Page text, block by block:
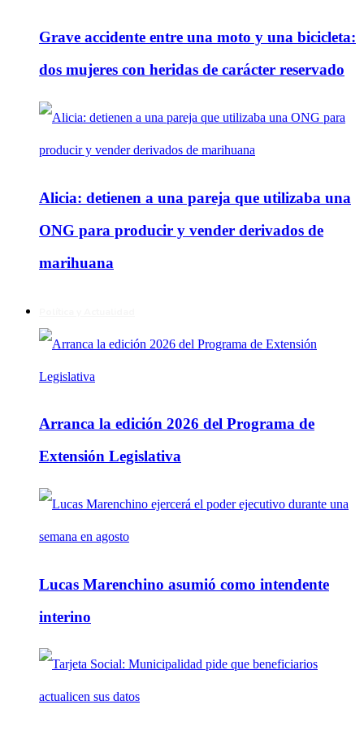
Grave accidente entre una moto y una bicicleta:
dos mujeres con heridas de carácter reservado
Alicia: detienen a una pareja que utilizaba una
ONG para producir y vender derivados de
marihuana
Arranca la edición 2026 del Programa de
Extensión Legislativa
Lucas Marenchino asumió como intendente
interino